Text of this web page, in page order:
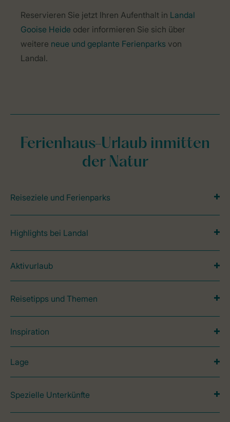
Reservieren Sie jetzt Ihren Aufenthalt in Landal
Gooise Heide oder informieren Sie sich über
weitere neue und geplante Ferienparks von
Landal.
Ferienhaus-Urlaub inmitten
der Natur
Reiseziele und Ferienparks
Highlights bei Landal
Aktivurlaub
Reisetipps und Themen
Inspiration
Lage
Spezielle Unterkünfte